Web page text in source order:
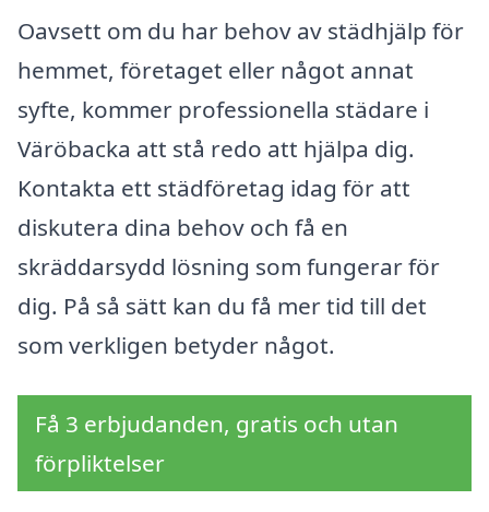
Oavsett om du har behov av städhjälp för
hemmet, företaget eller något annat
syfte, kommer professionella städare i
Väröbacka att stå redo att hjälpa dig.
Kontakta ett städföretag idag för att
diskutera dina behov och få en
skräddarsydd lösning som fungerar för
dig. På så sätt kan du få mer tid till det
som verkligen betyder något.
Få 3 erbjudanden, gratis och utan
förpliktelser